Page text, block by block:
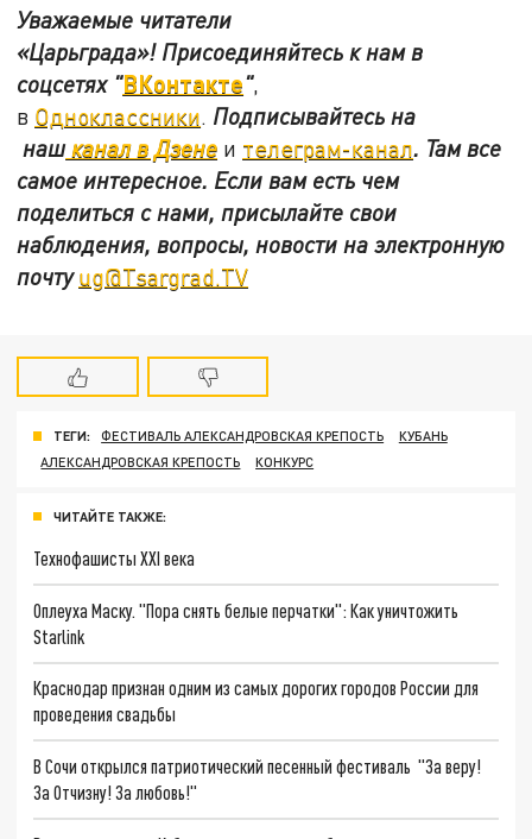
Уважаемые читатели
«Царьграда»! Присоединяйтесь к нам в
соцсетях "ВКонтакте",
в Одноклассники. Подписывайтесь на
нашканал в Дзене и телеграм-канал. Там все
самое интересное. Если вам есть чем
поделиться с нами, присылайте свои
наблюдения, вопросы, новости на электронную
почтуug@Tsargrad.TV
ТЕГИ: ФЕСТИВАЛЬ АЛЕКСАНДРОВСКАЯ КРЕПОСТЬ
КУБАНЬ
АЛЕКСАНДРОВСКАЯ КРЕПОСТЬ
КОНКУРС
ЧИТАЙТЕ ТАКЖЕ:
Технофашисты XXI века
Оплеуха Маску. "Пора снять белые перчатки": Как уничтожить
Starlink
Краснодар признан одним из самых дорогих городов России для
проведения свадьбы
В Сочи открылся патриотический песенный фестиваль "За веру!
За Отчизну! За любовь!"